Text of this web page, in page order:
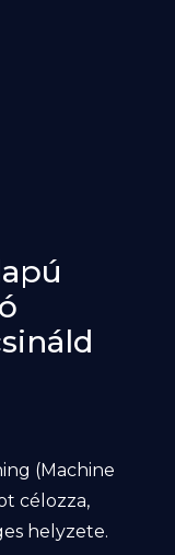
(Machine
célozza,
helyzete.